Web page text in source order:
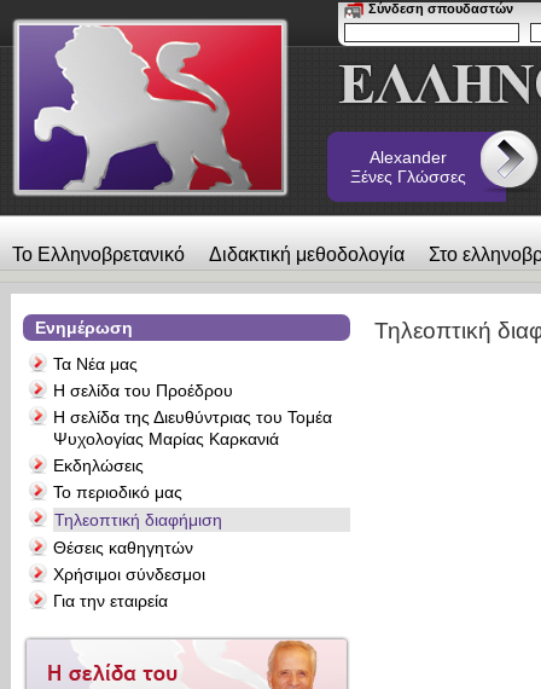
Σύνδεση σπουδαστών
Alexander
Ξένες Γλώσσες
Το Ελληνοβρετανικό Διδακτική μεθοδολογία Στο
λεύκωμα Επικοινωνία Alexander Ξένες Γλώσσες
Ενημέρωση
Τα Νέα μας
Η σελίδα του Προέδρου
Η σελίδα της Διευθύντριας του Τομέα
Ψυχολογίας Μαρίας Καρκανιά
Εκδηλώσεις
Το περιοδικό μας
Τηλεοπτική διαφήμιση
Θέσεις καθηγητών
Χρήσιμοι σύνδεσμοι
Για την εταιρεία
Τηλεοπτική